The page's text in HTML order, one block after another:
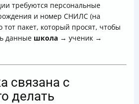
требуются персональные
и номер СНИЛС (на
тот пакет, который просят, чтобы
данные школа → ученик →
связана с
делать